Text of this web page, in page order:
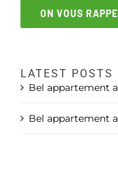
ON VOUS
LATEST POSTS
Bel appartement
Bel appartement